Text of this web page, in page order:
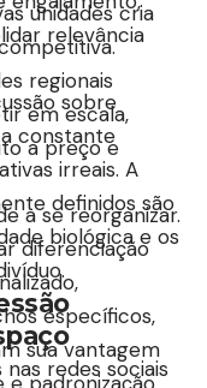
relevância
sobre
constante
irreais. A
definidos são
biológica e os
redes sociais
unidades cria
regionais
em escala,
a preço e
a se reorganizar.
diferenciação
específicos,
sua vantagem